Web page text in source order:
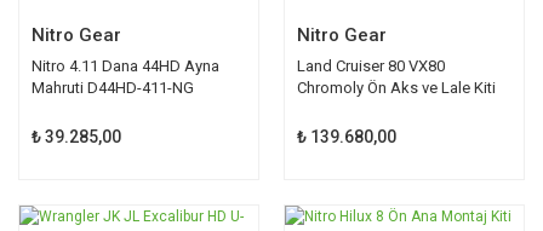
Nitro Gear
Nitro 4.11 Dana 44HD Ayna
Mahruti D44HD-411-NG
₺ 39.285,00
Nitro Gear
Land Cruiser 80 VX80
Chromoly Ön Aks ve Lale Kiti
₺ 139.680,00